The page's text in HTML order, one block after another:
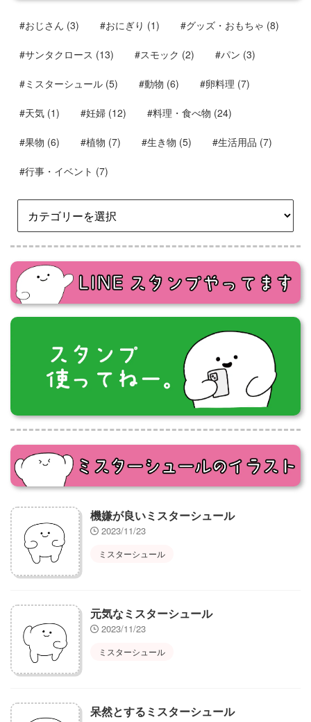
#おじさん (3) #おにぎり (1) #グッズ・おもちゃ (8)
#サンタクロース (13) #スモック (2) #パン (3)
#ミスターシュール (5) #動物 (6) #卵料理 (7)
#天気 (1) #妊婦 (12) #料理・食べ物 (24)
#果物 (6) #植物 (7) #生き物 (5) #生活用品 (7)
#行事・イベント (7)
機嫌が良いミスターシュール
2023/11/23
ミスターシュール
元気なミスターシュール
2023/11/23
ミスターシュール
呆然とするミスターシュール